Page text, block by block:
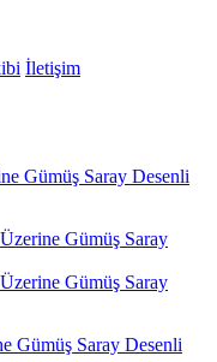
İletişim
Gümüş Saray Desenli